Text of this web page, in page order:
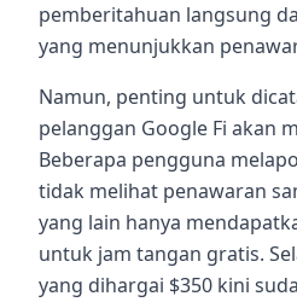
pemberitahuan langsung
yang menunjukkan
Namun, penting untuk
pelanggan Google Fi akan
Beberapa pengguna
tidak melihat penawaran
yang lain hanya
untuk jam tangan gratis.
yang dihargai $350 kini